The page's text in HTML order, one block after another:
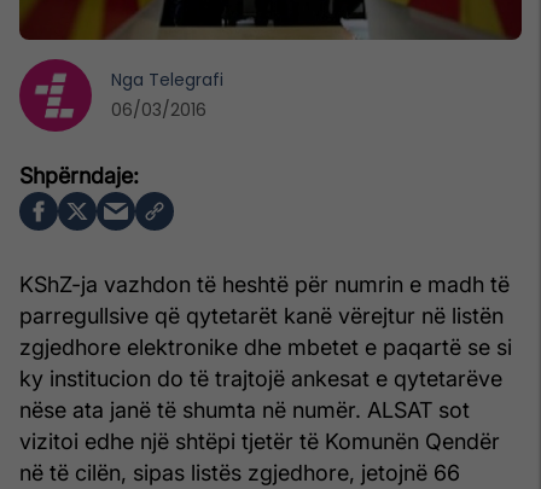
KShZ-ja vazhdon të heshtë për numrin e madh të
parregullsive që qytetarët kanë vërejtur në listën
zgjedhore elektronike dhe mbetet e paqartë se si
ky institucion do të trajtojë ankesat e qytetarëve
nëse ata janë të shumta në numër. ALSAT sot
vizitoi edhe një shtëpi tjetër të Komunën Qendër
në të cilën, sipas listës zgjedhore, jetojnë 66
Nga Telegrafi
06/03/2016